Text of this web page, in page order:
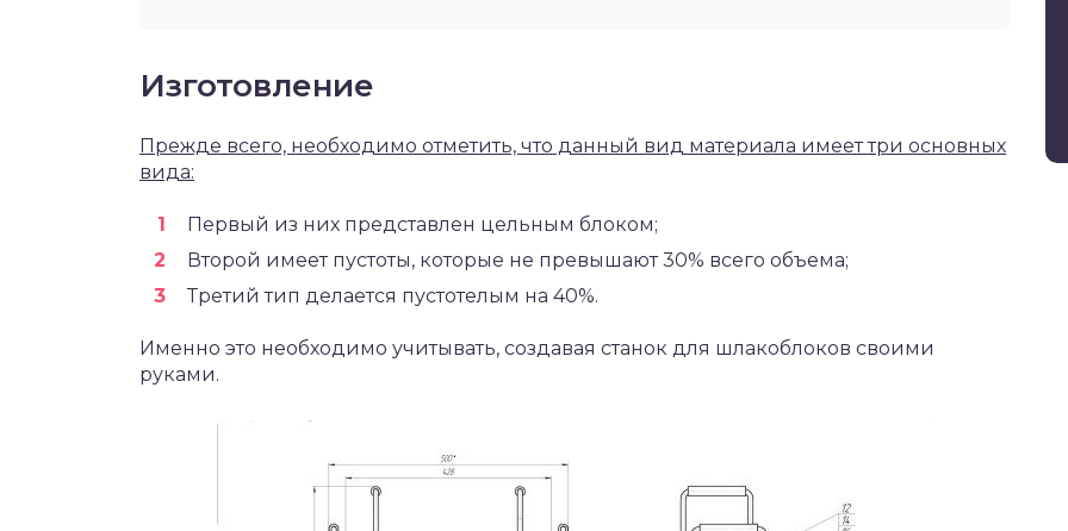
Изготовление
Прежде всего, необходимо отметить, что данный вид материала имеет три основных
вида:
Первый из них представлен цельным блоком;
Второй имеет пустоты, которые не превышают 30% всего объема;
Третий тип делается пустотелым на 40%.
Именно это необходимо учитывать, создавая станок для шлакоблоков своими
руками.